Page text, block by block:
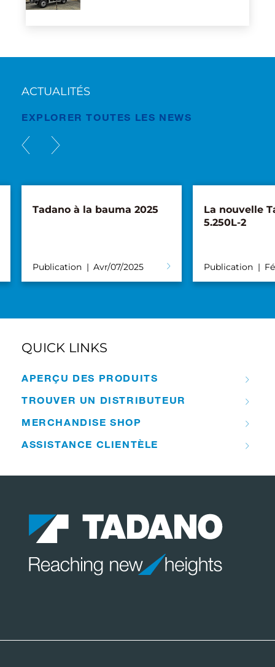
ACTUALITÉS
EXPLORER TOUTES LES NEWS
Tadano à la bauma 2025
Publication Avr/07/2025
La nouvelle
5.250L-2
Publication
QUICK LINKS
APERÇU DES PRODUITS
TROUVER UN DISTRIBUTEUR
MERCHANDISE SHOP
ASSISTANCE CLIENTÈLE